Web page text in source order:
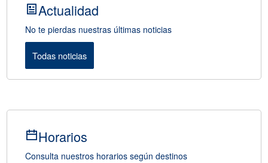
Actualidad
No te pierdas nuestras últimas noticias
Todas noticias
Horarios
Consulta nuestros horarios según destinos